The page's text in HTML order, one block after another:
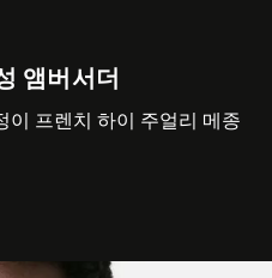
앰버서더
이 프렌치 하이 주얼리 메종